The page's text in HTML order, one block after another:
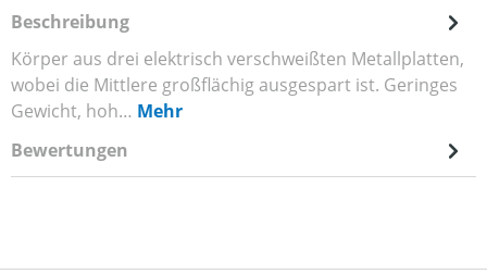
Beschreibung
Körper aus drei elektrisch verschweißten Metallplatten,
wobei die Mittlere großflächig ausgespart ist. Geringes
Gewicht, hoh… Mehr
Bewertungen